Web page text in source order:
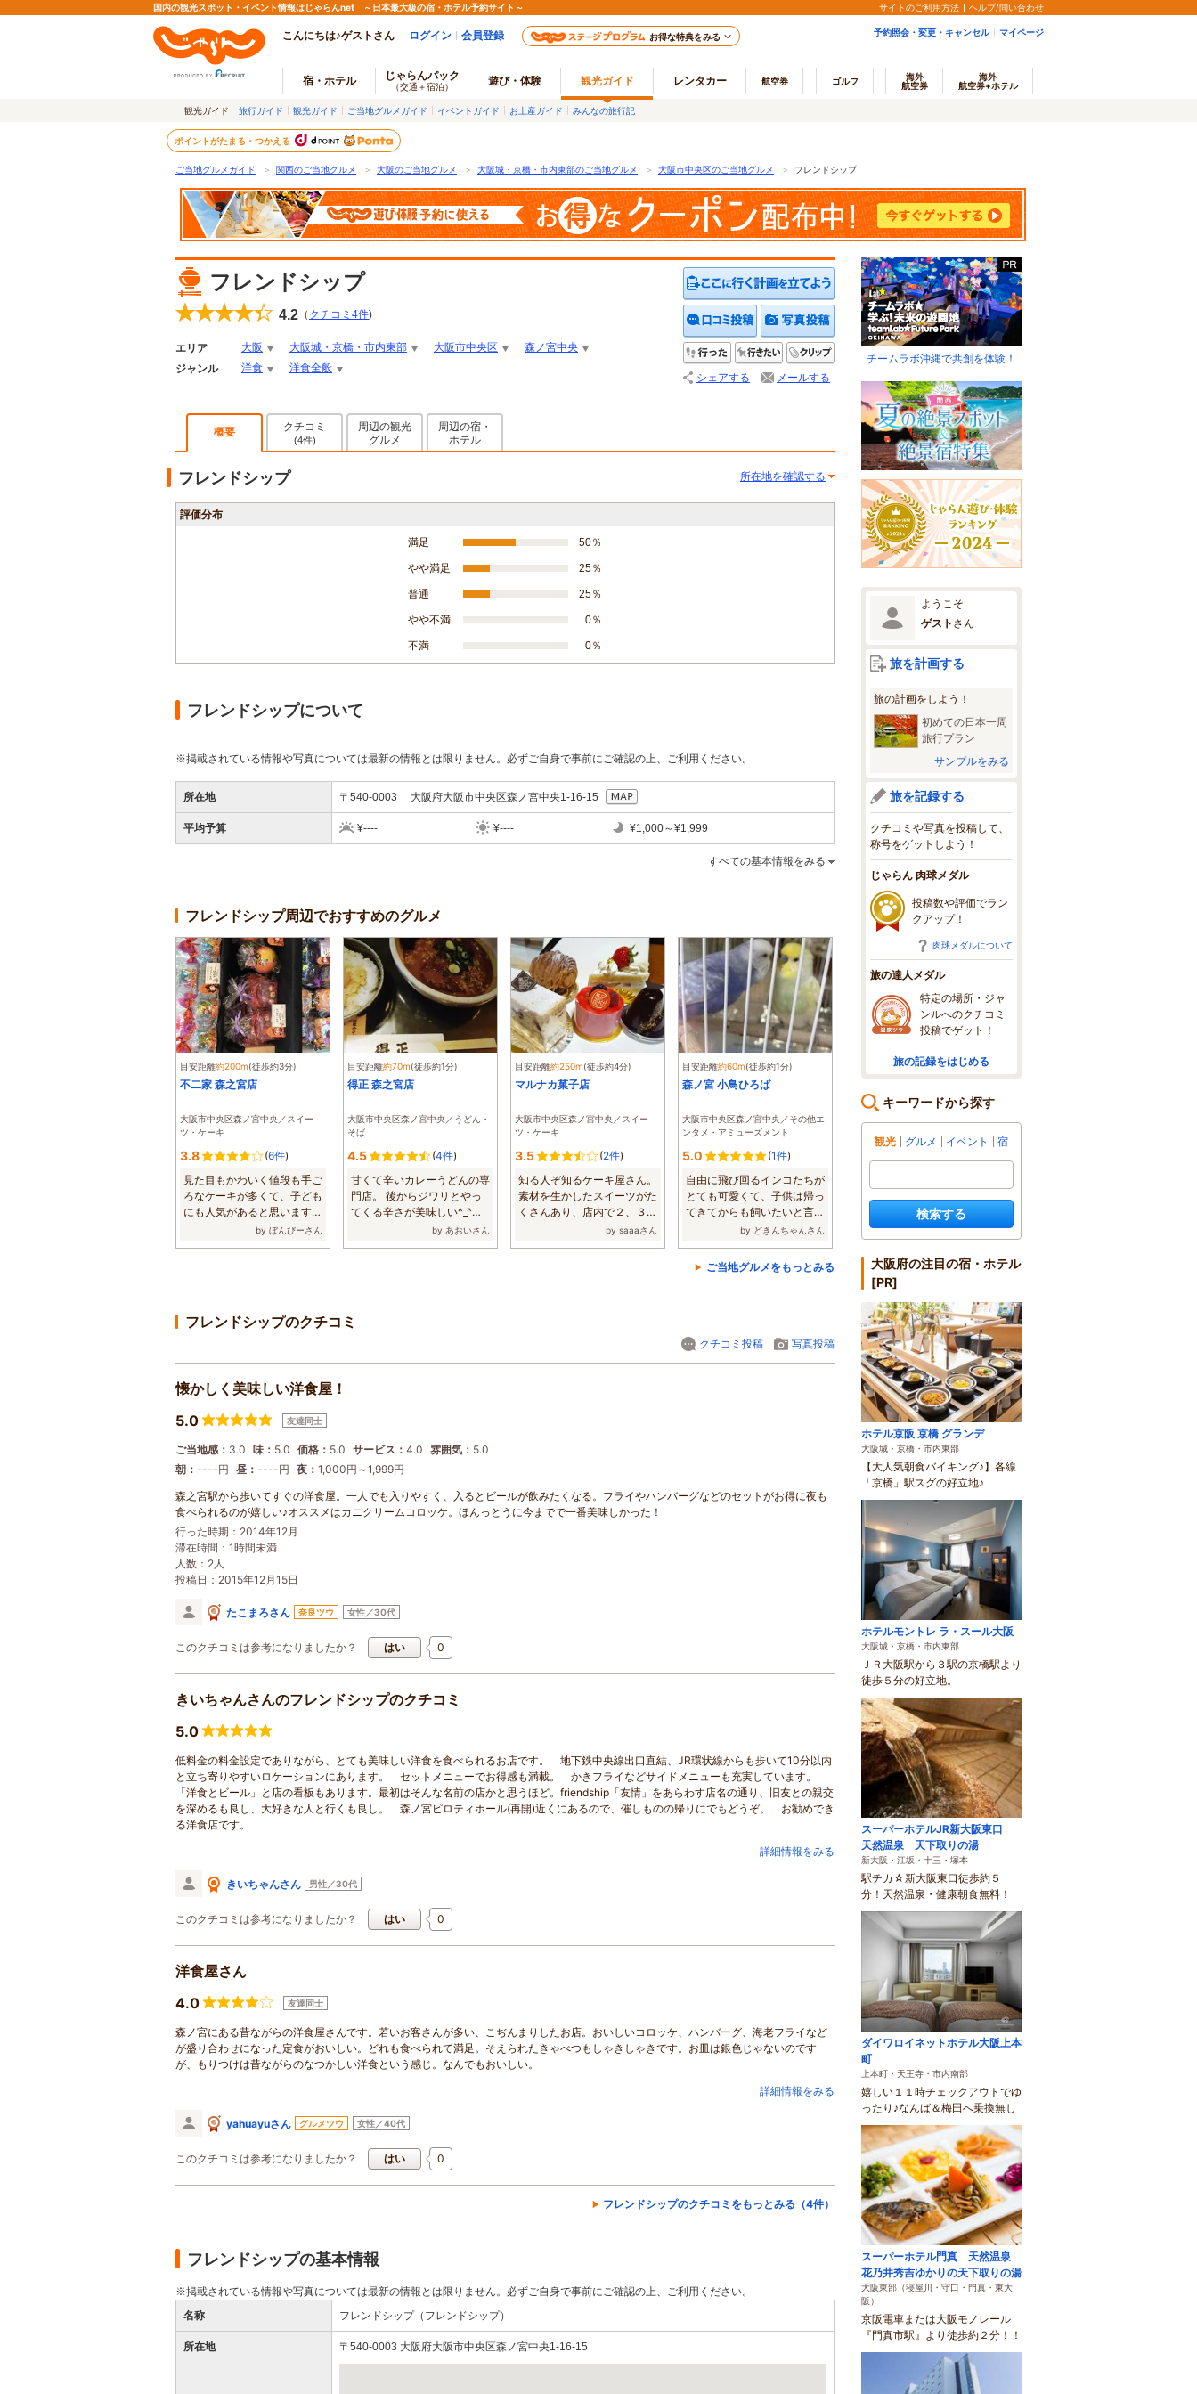
国内の観光スポット・イベント情報はじゃらんnet ～日本最大級の宿・ホテル予約サイト～ サイトのご利用方法 ヘルプ/問い合わせ
こんにちは♪ゲストさん ログイン 会員登録 お得な特典をみる 予約照会・変更・キャンセル マイページ
宿・ホテル じゃらんパック
（交通＋宿泊） 遊び・体験 観光ガイド レンタカー 航空券 ゴルフ
海外
航空券
海外
航空券+ホテル
観光ガイド 旅行ガイド 観光ガイド ご当地グルメガイド イベントガイド お土産ガイド みんなの旅行記
ポイントがたまる・つかえる
ご当地グルメガイド ＞ 関西のご当地グルメ ＞ 大阪のご当地グルメ ＞ 大阪城・京橋・市内東部のご当地グルメ ＞ 大阪市中央区のご当地グルメ ＞ フレンドシップ
フレンドシップ
4.2 （ クチコミ 4件)
エリア 大阪 大阪城・京橋・市内東部 大阪市中央区
森ノ宮中央
ジャンル
洋食 洋食全般
クチコミを投稿する写真を投稿する
行った 行きたい
シェアする メールする
概要 クチコミ
(4件)
周辺の観光
グルメ
周辺の宿・
ホテル
フレンドシップ 所在地を確認する
評価分布
満足 50％
やや満足 25％
普通 25％
やや不満 0％
不満 0％
フレンドシップについて
※掲載されている情報や写真については最新の情報とは限りません。必ずご自身で事前にご確認の上、ご利用ください。
所在地 〒540-0003 大阪府大阪市中央区森ノ宮中央1-16-15
平均予算 ¥---- ¥---- ¥1,000～¥1,999
すべての基本情報をみる
フレンドシップ周辺でおすすめのグルメ
目安距離約200m(徒歩約3分)
不二家 森之宮店
大阪市中央区森ノ宮中央／スイー
ツ・ケーキ
3.8 (6件)
見た目もかわいく値段も手ご
ろなケーキが多くて、子ども
にも人気があると思います。
by ぼんびーさん
目安距離約70m(徒歩約1分)
得正 森之宮店
大阪市中央区森ノ宮中央／うどん・
そば
4.5 (4件)
甘くて辛いカレーうどんの専
門店。 後からジワリとやっ
てくる辛さが美味しい^_^。
by あおいさん
目安距離約250m(徒歩約4分)
マルナカ菓子店
大阪市中央区森ノ宮中央／スイー
ツ・ケーキ
3.5 (2件)
知る人ぞ知るケーキ屋さん。
素材を生かしたスイーツがた
くさんあり、店内で２、３人
by saaaさん
目安距離約60m(徒歩約1分)
森ノ宮 小鳥ひろば
大阪市中央区森ノ宮中央／その他エ
ンタメ・アミューズメント
5.0 (1件)
自由に飛び回るインコたちが
とても可愛くて、子供は帰っ
てきてからも飼いたいと言っ
てました。小...by どきんちゃんさん
ご当地グルメをもっとみる
フレンドシップのクチコミ
クチコミ投稿 写真投稿
懐かしく美味しい洋食屋！
5.0
友達同士
ご当地感： 3.0 味： 5.0 価格： 5.0 サービス： 4.0 雰囲気： 5.0
朝： ----円 昼： ----円 夜： 1,000円～1,999円
森之宮駅から歩いてすぐの洋食屋。一人でも入りやすく、入るとビールが飲みたくなる。フライやハンバーグなどのセットがお得に夜も
食べられるのが嬉しい♪オススメはカニクリームコロッケ。ほんっとうに今までで一番美味しかった！
行った時期：2014年12月
滞在時間：1時間未満
人数：2人
投稿日：2015年12月15日
たこまろさん 奈良ツウ 女性／30代
このクチコミは参考になりましたか？ 0
はい
きいちゃんさんのフレンドシップのクチコミ
5.0
低料金の料金設定でありながら、とても美味しい洋食を食べられるお店です。 地下鉄中央線出口直結、JR環状線からも歩いて10分以内
と立ち寄りやすいロケーションにあります。 セットメニューでお得感も満載。 かきフライなどサイドメニューも充実しています。
「洋食とビール」と店の看板もあります。最初はそんな名前の店かと思うほど。friendship「友情」をあらわす店名の通り、旧友との親交
を深めるも良し、大好きな人と行くも良し。 森ノ宮ピロティホール(再開)近くにあるので、催しものの帰りにでもどうぞ。 お勧めでき
る洋食店です。
詳細情報をみる
きいちゃんさん 男性／30代
このクチコミは参考になりましたか？ 0
はい
洋食屋さん
4.0
友達同士
森ノ宮にある昔ながらの洋食屋さんです。若いお客さんが多い、こぢんまりしたお店。おいしいコロッケ、ハンバーグ、海老フライなど
が盛り合わせになった定食がおいしい。どれも食べられて満足。そえられたきゃべつもしゃきしゃきです。お皿は銀色じゃないのです
が、もりつけは昔ながらのなつかしい洋食という感じ。なんでもおいしい。
詳細情報をみる
yahuayuさん グルメツウ 女性／40代
このクチコミは参考になりましたか？ 0
はい
フレンドシップのクチコミをもっとみる（4件）
フレンドシップの基本情報
※掲載されている情報や写真については最新の情報とは限りません。必ずご自身で事前にご確認の上、ご利用ください。
名称
フレンドシップ（フレンドシップ）
所在地 〒540-0003 大阪府大阪市中央区森ノ宮中央1-16-15
チームラボ沖縄で共創を体験！
ようこそ
ゲスト さん
旅を計画する
旅の計画をしよう！
初めての日本一周
旅行プラン
サンプルをみる
旅を記録する
クチコミや写真を投稿して、
称号をゲットしよう！
じゃらん 肉球メダル
投稿数や評価でラン
クアップ！
肉球メダルについて
旅の達人メダル
特定の場所・ジャ
ンルへのクチコミ
投稿でゲット！
旅の記録をはじめる
キーワードから探す
観光 グルメ イベント 宿
検索する
大阪府の注目の宿・ホテル
[PR]
ホテル京阪 京橋 グランデ
大阪城・京橋・市内東部
【大人気朝食バイキング♪】各線
「京橋」駅スグの好立地♪
ホテルモントレ ラ・スール大阪
大阪城・京橋・市内東部
ＪＲ大阪駅から３駅の京橋駅より
徒歩５分の好立地。
スーパーホテルJR新大阪東口
天然温泉 天下取りの湯
新大阪・江坂・十三・塚本
駅チカ☆新大阪東口徒歩約５
分！天然温泉・健康朝食無料！
ダイワロイネットホテル大阪上本
町
上本町・天王寺・市内南部
嬉しい１１時チェックアウトでゆ
ったり♪なんば＆梅田へ乗換無し
スーパーホテル門真 天然温泉
花乃井秀吉ゆかりの天下取りの湯
大阪東部（寝屋川・守口・門真・東大
阪）
京阪電車または大阪モノレール
『門真市駅』より徒歩約２分！！